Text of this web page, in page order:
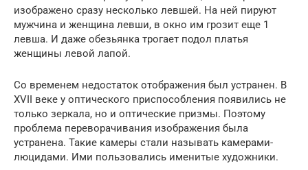
изображено сразу несколько левшей. На ней пируют
мужчина и женщина левши, в окно им грозит еще 1
левша. И даже обезьянка трогает подол платья
женщины левой лапой.
Со временем недостаток отображения был устранен. В
XVII веке у оптического приспособления появились не
только зеркала, но и оптические призмы. Поэтому
проблема переворачивания изображения была
устранена. Такие камеры стали называть камерами-
люцидами. Ими пользовались именитые художники.